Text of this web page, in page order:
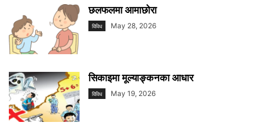
छलफलमा आमाछाेरा
विविध May 28, 2026
सिकाइमा मूल्याङ्कनका आधार
विविध May 19, 2026